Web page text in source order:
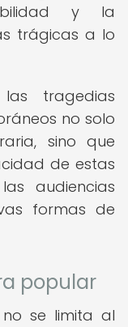
y la
trágicas a lo
tragedias
no solo
sino que
de estas
audiencias
formas de
popular
se limita al